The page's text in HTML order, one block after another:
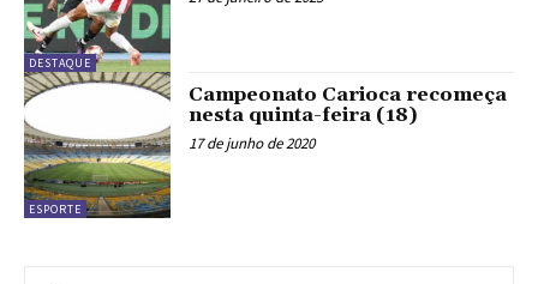
DESTAQUE
ESPORTE
Campeonato Carioca recomeça
nesta quinta-feira (18)
17 de junho de 2020